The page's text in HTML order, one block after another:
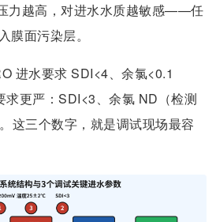
力越高，对进水水质越敏感——任
膜面污染层。
进水要求 SDI<4、余氯<0.1
求更严：SDI<3、余氯 ND（检测
这三个数字，就是调试现场最容